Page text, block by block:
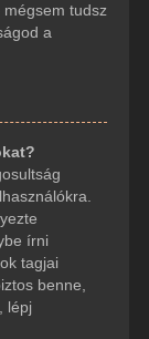
tudsz
a
írni
tagjai
benne,
lépj